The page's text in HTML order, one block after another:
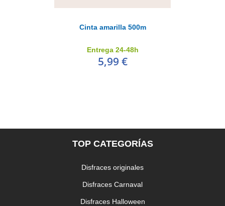
Cinta amarilla 500m
Entrega 24-48h
5,99 €
TOP CATEGORÍAS
Disfraces originales
Disfraces Carnaval
Disfraces Halloween